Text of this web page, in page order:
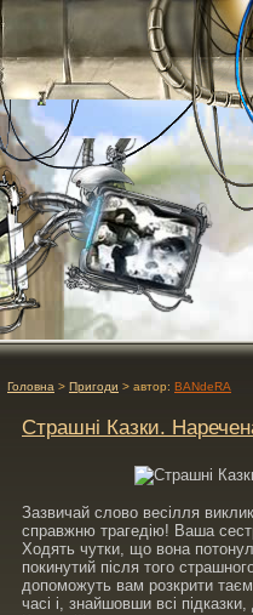
Головна > Пригоди > автор: BANdeRA
Страшні Казки.
Зазвичай слово весілля
справжню трагедію! Ваша
Ходять чутки, що вона
покинутий після того
допоможуть вам розкрити
часі і, знайшовши всі